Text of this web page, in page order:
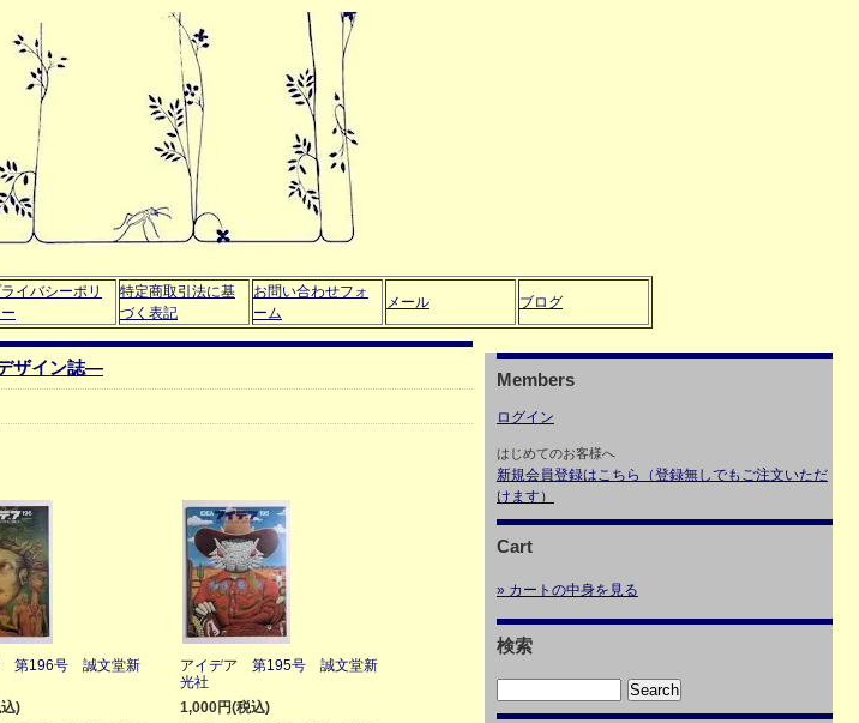
イバシーポリ
特定商取引法に基
づく表記
お問い合わせフォ
ーム
メール ブログ
ザイン誌―
第196号 誠文堂新
)
アイデア 第195号 誠文堂新
光社
1,000円(税込)
Members
ログイン
はじめてのお客様へ
新規会員登録はこちら（登録無しでもご注文いただ
けます）
Cart
» カートの中身を見る
検索